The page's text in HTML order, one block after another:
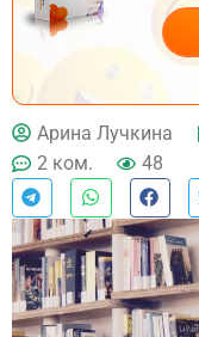
ДЕЙСТВУЙ
Арина Лучкина
2 ком.
48